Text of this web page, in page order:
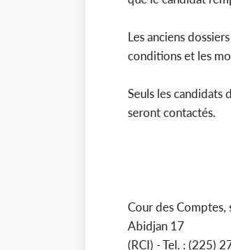
Les anciens
conditions et les
Seuls les candidats
seront contactés.
Cour des Comptes,
Abidjan 17
(RCI) - Tel. : (225)